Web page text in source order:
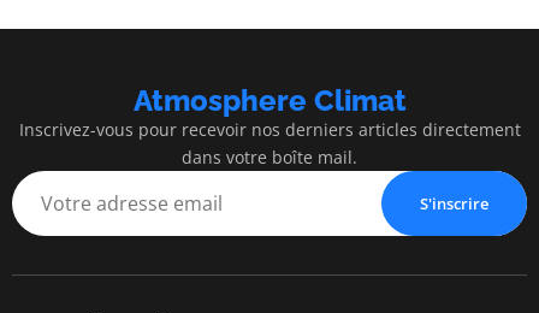
Atmosphere Climat
Inscrivez-vous pour recevoir nos derniers articles directement
dans votre boîte mail.
S'inscrire